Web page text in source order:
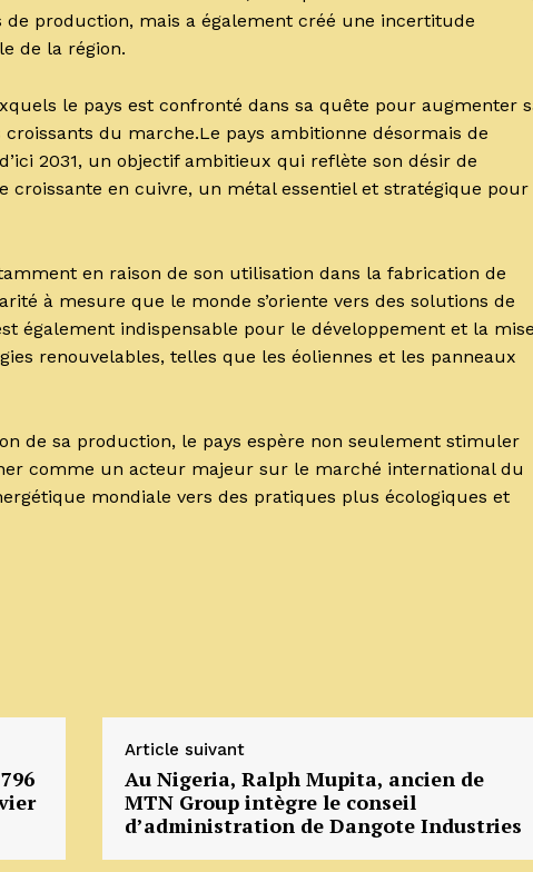
production, mais a également créé une incertitude
de la région.
le pays est confronté dans sa quête pour augmenter
du marche.Le pays ambitionne désormais de
2031, un objectif ambitieux qui reflète son désir de
en cuivre, un métal essentiel et stratégique pour
en raison de son utilisation dans la fabrication de
à mesure que le monde s’oriente vers des solutions de
également indispensable pour le développement et la
renouvelables, telles que les éoliennes et les panneaux
de sa production, le pays espère non seulement stimuler
comme un acteur majeur sur le marché international du
mondiale vers des pratiques plus écologiques et
Article suivant
Au Nigeria, Ralph Mupita, ancien de
MTN Group intègre le conseil
d’administration de Dangote Industries